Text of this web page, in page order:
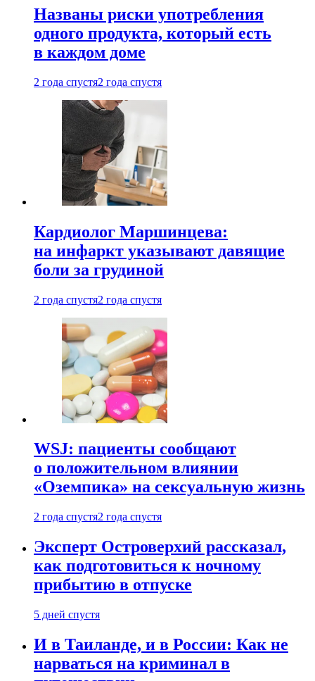
Названы риски употребления
одного продукта, который есть
в каждом доме
2 года спустя2 года спустя
Кардиолог Маршинцева:
на инфаркт указывают давящие
боли за грудиной
2 года спустя2 года спустя
WSJ: пациенты сообщают
о положительном влиянии
«Оземпика» на сексуальную жизнь
2 года спустя2 года спустя
Эксперт Островерхий рассказал,
как подготовиться к ночному
прибытию в отпуске
5 дней спустя
И в Таиланде, и в России: Как не
нарваться на криминал в